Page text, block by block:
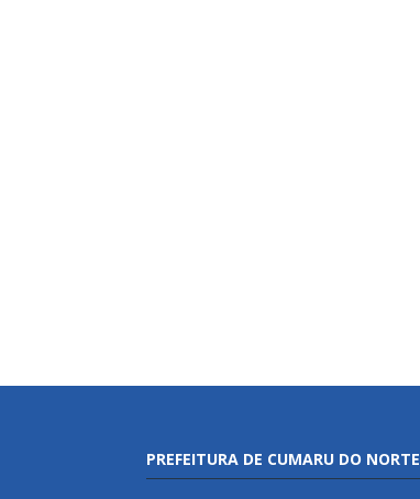
PREFEITURA DE CUMARU DO NORTE